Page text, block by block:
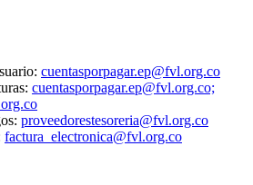
cuentasporpagar.ep@fvl.org.co
cuentasporpagar.ep@fvl.org.co;
proveedorestesoreria@fvl.org.co
factura_electronica@fvl.org.co